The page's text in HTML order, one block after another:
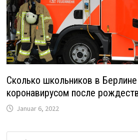
Сколько школьников в Берлине
коронавирусом после
Januar 6, 2022